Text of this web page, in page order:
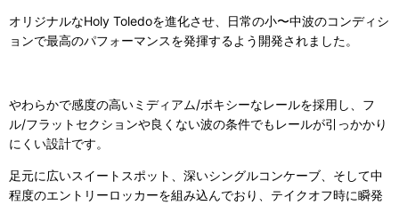
オリジナルなHoly Toledoを進化させ、日常の小〜中波のコンディシ
ョンで最高のパフォーマンスを発揮するよう開発されました。
やわらかで感度の高いミディアム/ボキシーなレールを採用し、フ
ル/フラットセクションや良くない波の条件でもレールが引っかかり
にくい設計です。
足元に広いスイートスポット、深いシングルコンケーブ、そして中
程度のエントリーロッカーを組み込んでおり、テイクオフ時に瞬発